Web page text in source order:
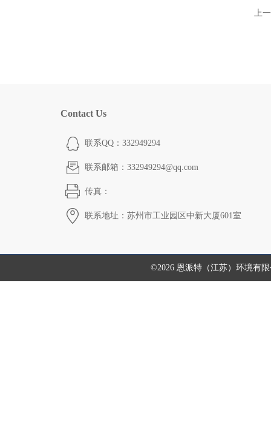
上
Contact Us
联系QQ：332949294
联系邮箱：332949294@qq.com
传真：
联系地址：苏州市工业园区中新大厦601室
©2026 恩派特（江苏）环境有